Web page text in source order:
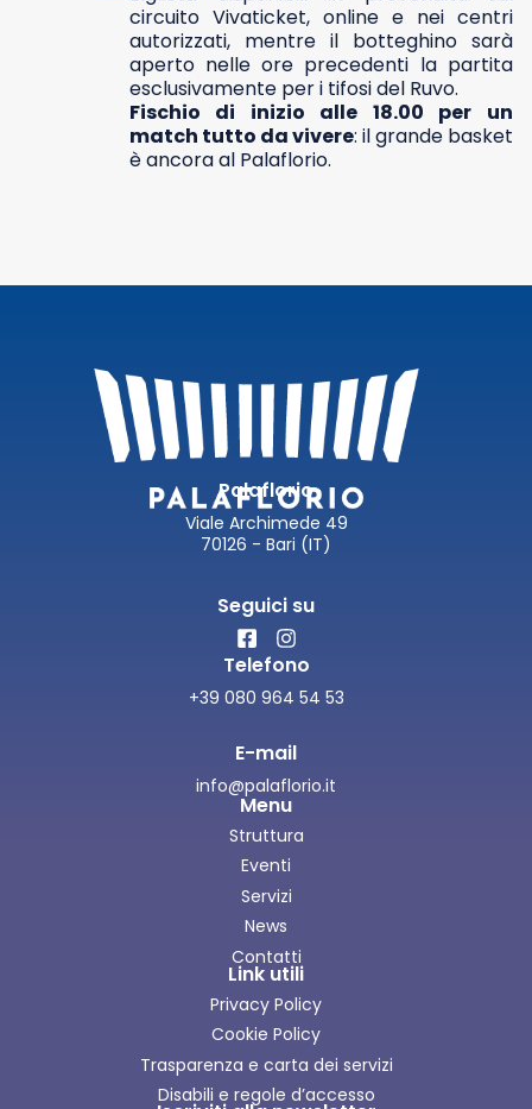
circuito Vivaticket, online e nei centri
autorizzati, mentre il botteghino sarà
aperto nelle ore precedenti la partita
esclusivamente per i tifosi del Ruvo.
Fischio di inizio alle 18.00 per un
match tutto da vivere: il grande basket
è ancora al Palaflorio.
Palaflorio
Viale Archimede 49
70126 - Bari (IT)
Seguici su
Telefono
+39 080 964 54 53
E-mail
info@palaflorio.it
Menu
Struttura
Eventi
Servizi
News
Contatti
Link utili
Privacy Policy
Cookie Policy
Trasparenza e carta dei servizi
Disabili e regole d’accesso